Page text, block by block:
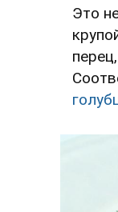
Это